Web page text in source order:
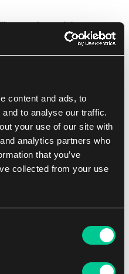
content and ads, to
to analyse our traffic.
your use of our site with
analytics partners who
that you’ve
collected from your use
dotazů nás kontaktuj na
představ (zájmy a záliby,
případně přilož